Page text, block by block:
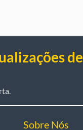
de
Sobre Nós